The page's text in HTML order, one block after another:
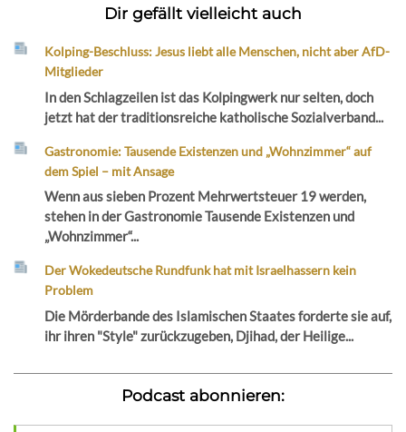
Dir gefällt vielleicht auch
Kolping-Beschluss: Jesus liebt alle Menschen, nicht aber AfD-
Mitglieder
In den Schlagzeilen ist das Kolpingwerk nur selten, doch
jetzt hat der traditionsreiche katholische Sozialverband...
Gastronomie: Tausende Existenzen und „Wohnzimmer“ auf
dem Spiel – mit Ansage
Wenn aus sieben Prozent Mehrwertsteuer 19 werden,
stehen in der Gastronomie Tausende Existenzen und
„Wohnzimmer“...
Der Wokedeutsche Rundfunk hat mit Israelhassern kein
Problem
Die Mörderbande des Islamischen Staates forderte sie auf,
ihr ihren "Style" zurückzugeben, Djihad, der Heilige...
Podcast abonnieren: